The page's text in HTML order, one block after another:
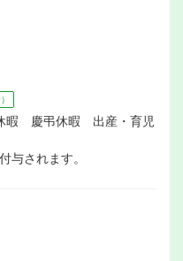
暇 慶弔休暇 出産・育児
与されます。